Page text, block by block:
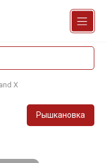
X
Рышкановка